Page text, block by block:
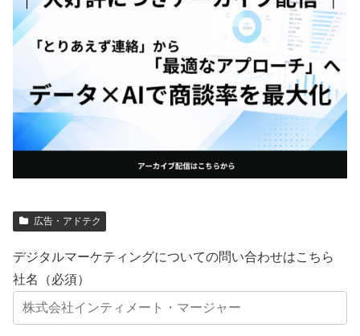
広告・アドテク
デジタルマーケティングについての問い合わせはこちら
社名（必須）